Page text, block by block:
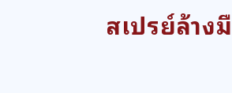
สเปรย์ล้าง